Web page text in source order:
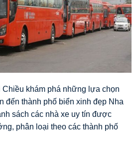
Chiều khám phá những lựa chọn
đến thành phố biển xinh đẹp Nha
sách các nhà xe uy tín được
phân loại theo các thành phố